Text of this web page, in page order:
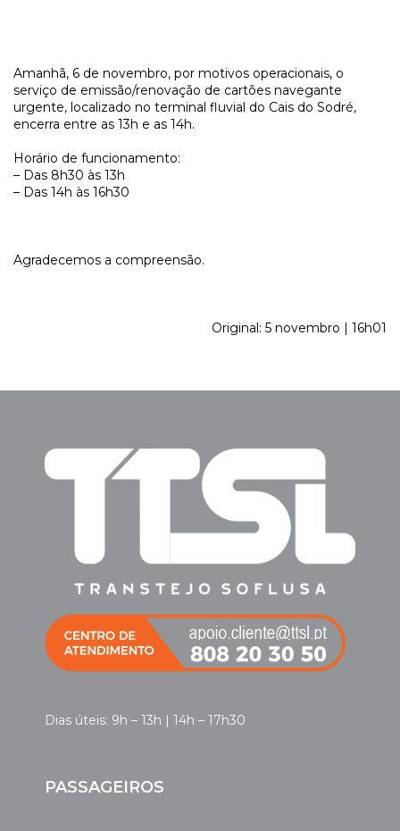
Amanhã, 6 de novembro, por motivos operacionais, o
serviço de emissão/renovação de cartões navegante
urgente, localizado no terminal fluvial do Cais do Sodré,
encerra entre as 13h e as 14h.
Horário de funcionamento:
– Das 8h30 às 13h
– Das 14h às 16h30
Agradecemos a compreensão.
Original: 5 novembro | 16h01
Dias úteis: 9h – 13h | 14h – 17h30
PASSAGEIROS